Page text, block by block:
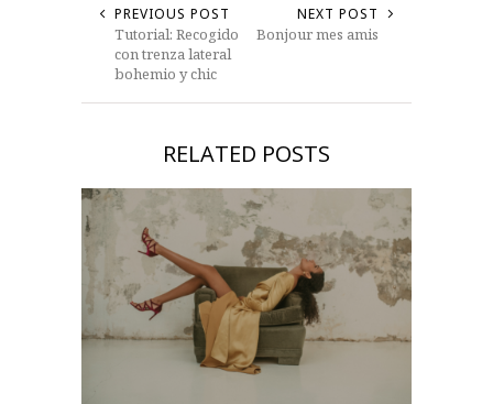
PREVIOUS POST
Tutorial: Recogido
con trenza lateral
bohemio y chic
NEXT POST
Bonjour mes amis
RELATED POSTS